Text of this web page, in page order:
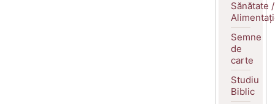
Sănătate /
Semne
de
carte
Studiu
Biblic